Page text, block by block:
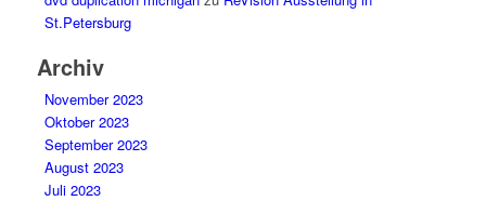
St.Petersburg
Archiv
November 2023
Oktober 2023
September 2023
August 2023
Juli 2023